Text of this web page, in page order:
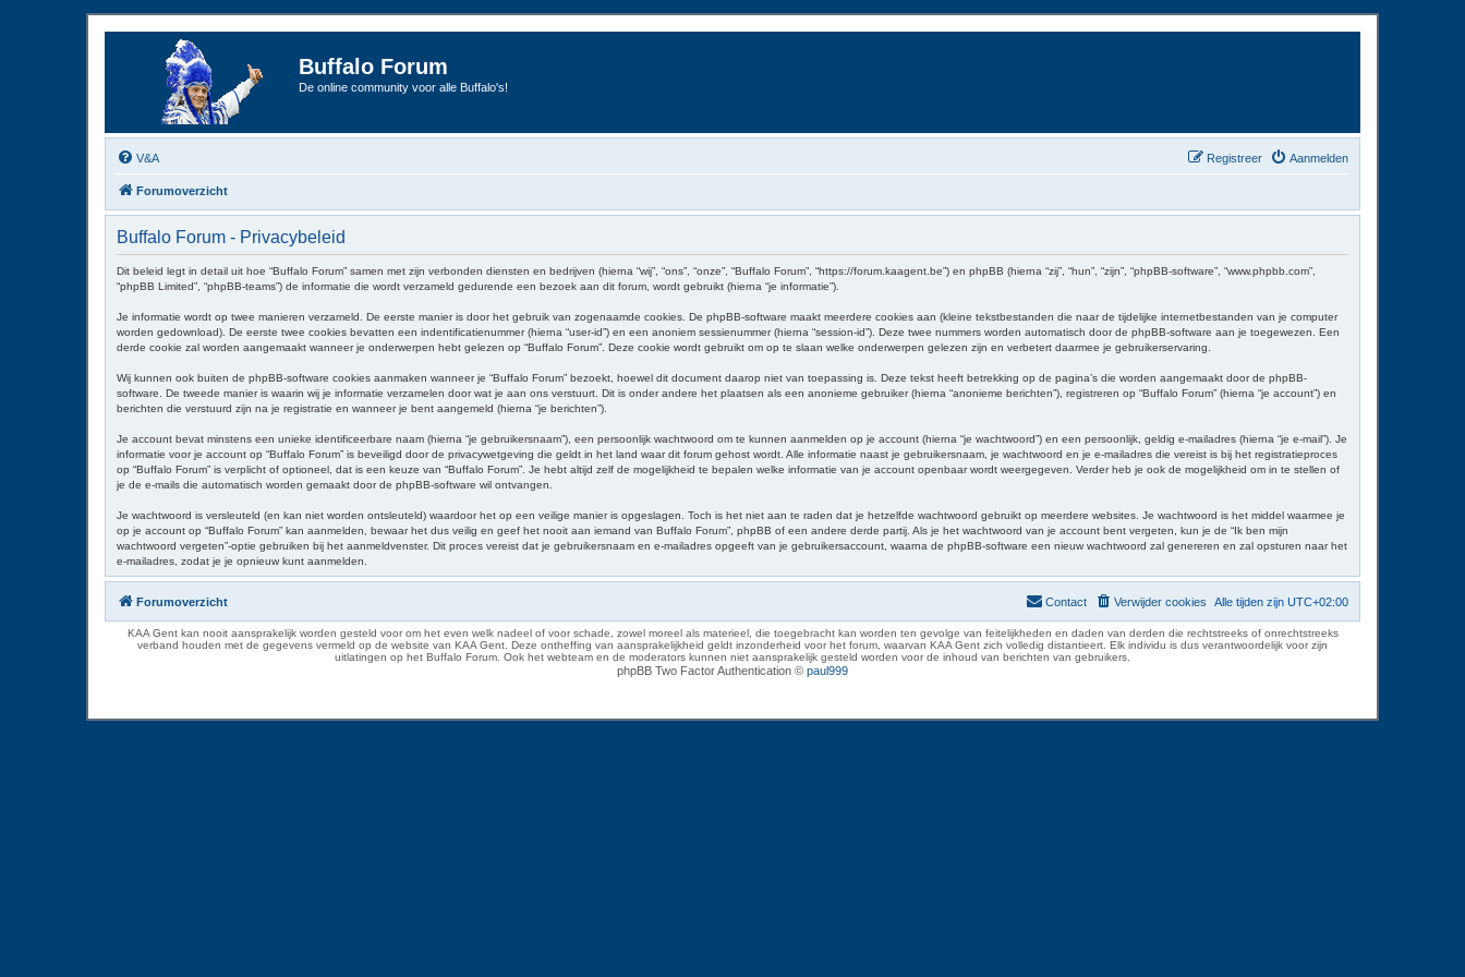
Buffalo Forum
De online community voor alle Buffalo's!
V&A Aanmelden
Registreer
Forumoverzicht
Buffalo Forum - Privacybeleid
Dit beleid legt in detail uit hoe “Buffalo Forum” samen met zijn verbonden diensten en bedrijven (hierna “wij”, “ons”, “onze”, “Buffalo Forum”, “https://forum.kaagent.be”) en phpBB (hierna “zij”, “hun”, “zijn”, “phpBB-software”, “www.phpbb.com”,
“phpBB Limited”, “phpBB-teams”) de informatie die wordt verzameld gedurende een bezoek aan dit forum, wordt gebruikt (hierna “je informatie”).
Je informatie wordt op twee manieren verzameld. De eerste manier is door het gebruik van zogenaamde cookies. De phpBB-software maakt meerdere cookies aan (kleine tekstbestanden die naar de tijdelijke internetbestanden van je computer
worden gedownload). De eerste twee cookies bevatten een indentificatienummer (hierna “user-id”) en een anoniem sessienummer (hierna “session-id”). Deze twee nummers worden automatisch door de phpBB-software aan je toegewezen. Een
derde cookie zal worden aangemaakt wanneer je onderwerpen hebt gelezen op “Buffalo Forum”. Deze cookie wordt gebruikt om op te slaan welke onderwerpen gelezen zijn en verbetert daarmee je gebruikerservaring.
Wij kunnen ook buiten de phpBB-software cookies aanmaken wanneer je “Buffalo Forum” bezoekt, hoewel dit document daarop niet van toepassing is. Deze tekst heeft betrekking op de pagina’s die worden aangemaakt door de phpBB-
software. De tweede manier is waarin wij je informatie verzamelen door wat je aan ons verstuurt. Dit is onder andere het plaatsen als een anonieme gebruiker (hierna “anonieme berichten”), registreren op “Buffalo Forum” (hierna “je account”) en
berichten die verstuurd zijn na je registratie en wanneer je bent aangemeld (hierna “je berichten”).
Je account bevat minstens een unieke identificeerbare naam (hierna “je gebruikersnaam”), een persoonlijk wachtwoord om te kunnen aanmelden op je account (hierna “je wachtwoord”) en een persoonlijk, geldig e-mailadres (hierna “je e-mail”). Je
informatie voor je account op “Buffalo Forum” is beveiligd door de privacywetgeving die geldt in het land waar dit forum gehost wordt. Alle informatie naast je gebruikersnaam, je wachtwoord en je e-mailadres die vereist is bij het registratieproces
op “Buffalo Forum” is verplicht of optioneel, dat is een keuze van “Buffalo Forum”. Je hebt altijd zelf de mogelijkheid te bepalen welke informatie van je account openbaar wordt weergegeven. Verder heb je ook de mogelijkheid om in te stellen of
je de e-mails die automatisch worden gemaakt door de phpBB-software wil ontvangen.
Je wachtwoord is versleuteld (en kan niet worden ontsleuteld) waardoor het op een veilige manier is opgeslagen. Toch is het niet aan te raden dat je hetzelfde wachtwoord gebruikt op meerdere websites. Je wachtwoord is het middel waarmee je
op je account op “Buffalo Forum” kan aanmelden, bewaar het dus veilig en geef het nooit aan iemand van Buffalo Forum”, phpBB of een andere derde partij. Als je het wachtwoord van je account bent vergeten, kun je de “Ik ben mijn
wachtwoord vergeten”-optie gebruiken bij het aanmeldvenster. Dit proces vereist dat je gebruikersnaam en e-mailadres opgeeft van je gebruikersaccount, waarna de phpBB-software een nieuw wachtwoord zal genereren en zal opsturen naar het
e-mailadres, zodat je je opnieuw kunt aanmelden.
Forumoverzicht Alle tijden zijn UTC+02:00
Verwijder cookies
Contact
KAA Gent kan nooit aansprakelijk worden gesteld voor om het even welk nadeel of voor schade, zowel moreel als materieel, die toegebracht kan worden ten gevolge van feitelijkheden en daden van derden die rechtstreeks of onrechtstreeks
verband houden met de gegevens vermeld op de website van KAA Gent. Deze ontheffing van aansprakelijkheid geldt inzonderheid voor het forum, waarvan KAA Gent zich volledig distantieert. Elk individu is dus verantwoordelijk voor zijn
uitlatingen op het Buffalo Forum. Ook het webteam en de moderators kunnen niet aansprakelijk gesteld worden voor de inhoud van berichten van gebruikers.
phpBB Two Factor Authentication © paul999